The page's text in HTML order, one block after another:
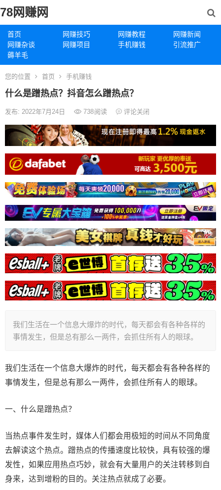
78网赚网
首页 网赚技巧 网赚教程
网赚新闻
网赚杂谈
网赚项目 手机赚钱
引流推广
薅羊毛
您的位置 首页 手机赚钱
什么是蹭热点？抖音怎么蹭热点？
发布: 2022年7月24日 738阅读 评论关闭
我们生活在一个信息大爆炸的时代，每天都会有各种各样的
事情发生，但是总有那么一两件，会抓住所有人的眼球。
我们生活在一个信息大爆炸的时代，每天都会有各种各样的
事情发生，但是总有那么一两件，会抓住所有人的眼球。
一、什么是蹭热点？
当热点事件发生时，媒体人们都会用极短的时间从不同角度
去解读这个热点。蹭热点的传播速度比较快，具有较强的爆
发性，如果应用热点巧妙，就会有大量用户的关注转移到自
身来，达到增粉的目的。关注热点就成了必要。